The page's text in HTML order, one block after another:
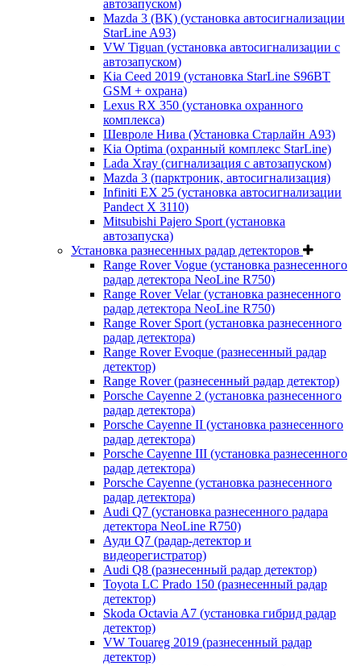
автозапуском)
Mazda 3 (BK) (установка автосигнализации
StarLine A93)
VW Tiguan (установка автосигнализации с
автозапуском)
Kia Ceed 2019 (установка StarLine S96BT
GSM + охрана)
Lexus RX 350 (установка охранного
комплекса)
Шевроле Нива (Установка Старлайн А93)
Kia Optima (охранный комплекс StarLine)
Lada Xray (сигнализация с автозапуском)
Mazda 3 (парктроник, автосигнализация)
Infiniti EX 25 (установка автосигнализации
Pandect X 3110)
Mitsubishi Pajero Sport (установка
автозапуска)
Установка разнесенных радар детекторов
Range Rover Vogue (установка разнесенного
радар детектора NeoLine R750)
Range Rover Velar (установка разнесенного
радар детектора NeoLine R750)
Range Rover Sport (установка разнесенного
радар детектора)
Range Rover Evoque (разнесенный радар
детектор)
Range Rover (разнесенный радар детектор)
Porsche Cayenne 2 (установка разнесенного
радар детектора)
Porsche Cayenne II (установка разнесенного
радар детектора)
Porsche Cayenne III (установка разнесенного
радар детектора)
Porsche Cayenne (установка разнесенного
радар детектора)
Audi Q7 (установка разнесенного радара
детектора NeoLine R750)
Ауди Q7 (радар-детектор и
видеорегистратор)
Audi Q8 (разнесенный радар детектор)
Toyota LC Prado 150 (разнесенный радар
детектор)
Skoda Octavia A7 (установка гибрид радар
детектор)
VW Touareg 2019 (разнесенный радар
детектор)